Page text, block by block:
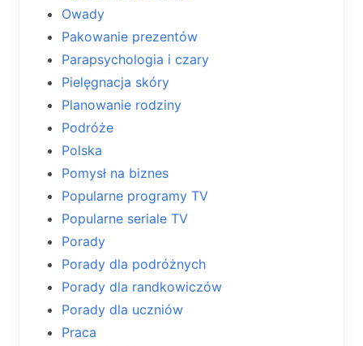
Owady
Pakowanie prezentów
Parapsychologia i czary
Pielęgnacja skóry
Planowanie rodziny
Podróże
Polska
Pomysł na biznes
Popularne programy TV
Popularne seriale TV
Porady
Porady dla podróżnych
Porady dla randkowiczów
Porady dla uczniów
Praca